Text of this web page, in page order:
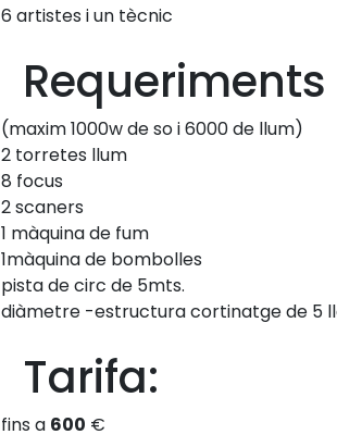
6 artistes i un tècnic
(maxim 1000w de so i 6000 de llum)
2 torretes llum
8 focus
2 scaners
1 màquina de fum
1màquina de bombolles
pista de circ de 5mts.
diàmetre -estructura cortinatge de 5
Tarifa:
fins a 600 €